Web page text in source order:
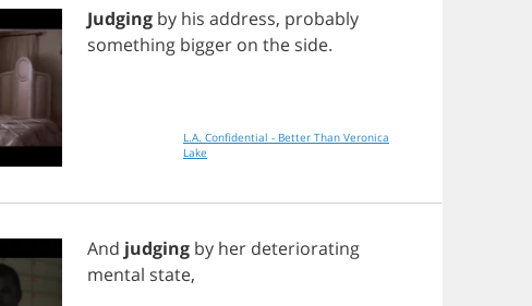
Judging by his address, probably
something bigger on the side.
L.A. Confidential - Better Than Veronica
Lake
And judging by her deteriorating
mental state,